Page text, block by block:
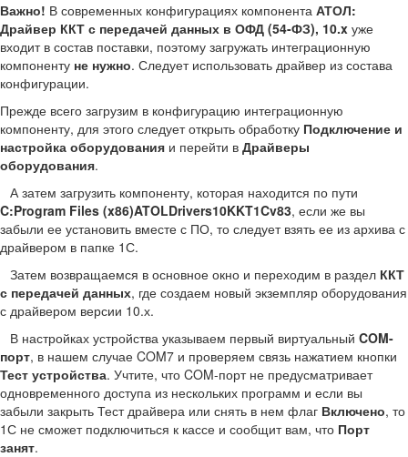
Важно! В современных конфигурациях компонента АТОЛ:
Драйвер ККТ с передачей данных в ОФД (54-ФЗ), 10.x уже
входит в состав поставки, поэтому загружать интеграционную
компоненту не нужно. Следует использовать драйвер из состава
конфигурации.
Прежде всего загрузим в конфигурацию интеграционную
компоненту, для этого следует открыть обработку Подключение и
настройка оборудования и перейти в Драйверы
оборудования.
А затем загрузить компоненту, которая находится по пути
C:Program Files (x86)ATOLDrivers10KKT1Cv83, если же вы
забыли ее установить вместе с ПО, то следует взять ее из архива с
драйвером в папке 1С.
Затем возвращаемся в основное окно и переходим в раздел ККТ
с передачей данных, где создаем новый экземпляр оборудования
с драйвером версии 10.х.
В настройках устройства указываем первый виртуальный COM-
порт, в нашем случае COM7 и проверяем связь нажатием кнопки
Тест устройства. Учтите, что COM-порт не предусматривает
одновременного доступа из нескольких программ и если вы
забыли закрыть Тест драйвера или снять в нем флаг Включено, то
1С не сможет подключиться к кассе и сообщит вам, что Порт
занят.